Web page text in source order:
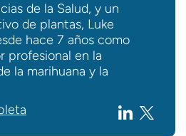
de la Salud, y un
de plantas, Luke
hace 7 años como
profesional en la
la marihuana y la